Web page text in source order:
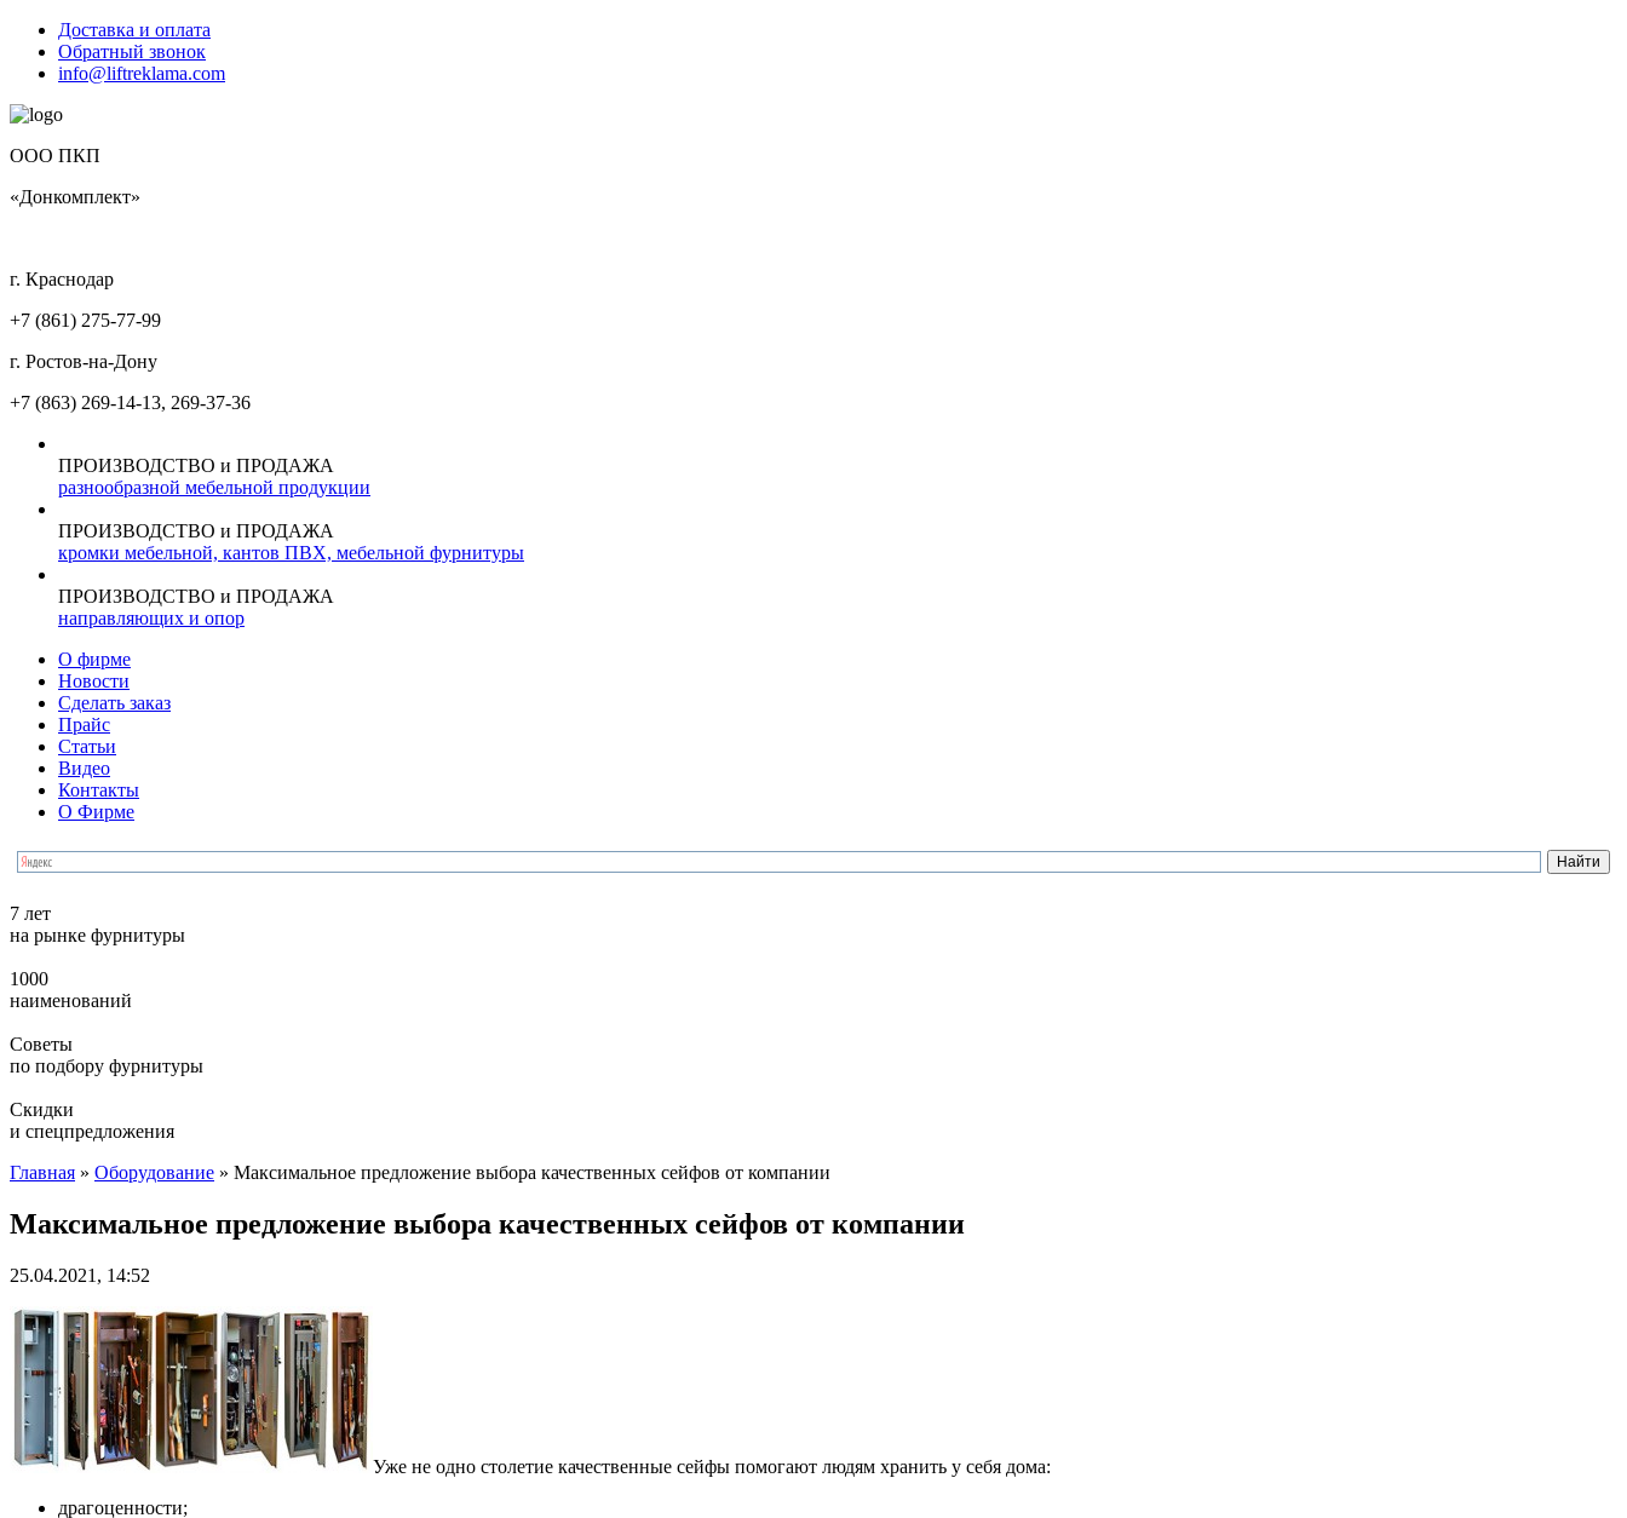
Доставка и оплата
Обратный звонок
info@liftreklama.com
ООО ПКП
«Донкомплект»
г. Краснодар
+7 (861) 275-77-99
г. Ростов-на-Дону
+7 (863) 269-14-13, 269-37-36
ПРОИЗВОДСТВО и ПРОДАЖА
разнообразной мебельной продукции
ПРОИЗВОДСТВО и ПРОДАЖА
кромки мебельной, кантов ПВХ, мебельной фурнитуры
ПРОИЗВОДСТВО и ПРОДАЖА
направляющих и опор
О фирме
Новости
Сделать заказ
Прайс
Статьи
Видео
Контакты
О Фирме
7 лет
на рынке фурнитуры
1000
наименований
Советы
по подбору фурнитуры
Скидки
и спецпредложения
Главная » Оборудование » Максимальное предложение выбора качественных сейфов от компании
Максимальное предложение выбора качественных сейфов от компании
25.04.2021, 14:52
Уже не одно столетие качественные сейфы помогают людям хранить у себя дома:
драгоценности;